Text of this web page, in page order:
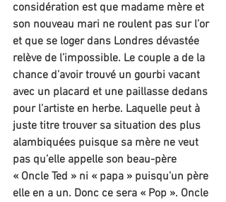
considération est que madame mère et
son nouveau mari ne roulent pas sur l’or
et que se loger dans Londres dévastée
relève de l’impossible. Le couple a de la
chance d’avoir trouvé un gourbi vacant
avec un placard et une paillasse dedans
pour l’artiste en herbe. Laquelle peut à
juste titre trouver sa situation des plus
alambiquées puisque sa mère ne veut
pas qu’elle appelle son beau-père
« Oncle Ted » ni « papa » puisqu’un père
elle en a un. Donc ce sera « Pop ». Oncle